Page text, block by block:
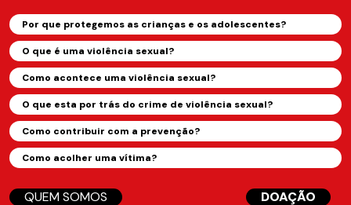
Por que protegemos as crianças e os adolescentes?
O que é uma violência sexual?
Como acontece uma violência sexual?
O que esta por trás do crime de violência sexual?
Como contribuir com a prevenção?
Como acolher uma vítima?
QUEM SOMOS DOAÇÃO